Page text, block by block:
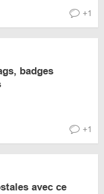
+1
badges
+1
avec ce